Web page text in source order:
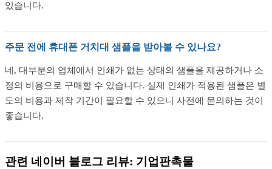
있습니다.
주문 전에 휴대폰 거치대 샘플을 받아볼 수 있나요?
네, 대부분의 업체에서 인쇄가 없는 상태의 샘플을 제공하거나 소
정의 비용으로 구매할 수 있습니다. 실제 인쇄가 적용된 샘플은 별
도의 비용과 제작 기간이 필요할 수 있으니 사전에 문의하는 것이
좋습니다.
관련 네이버 블로그 리뷰: 기업판촉물